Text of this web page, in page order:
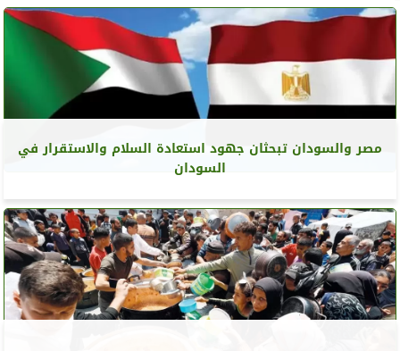
مصر والسودان تبحثان جهود استعادة السلام والاستقرار في
السودان